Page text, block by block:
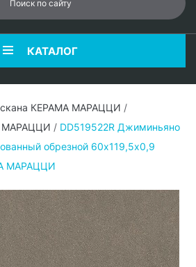
КАТАЛОГ
КЕРАМА МАРАЦЦИ /
МАРАЦЦИ / DD519522R Джиминьяно
обрезной 60х119,5х0,9
МАРАЦЦИ